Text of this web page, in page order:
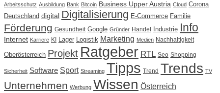
Arbeitsschutz Ausbildung Bank Bitcoin Business Upper Austria Cloud Corona
Deutschland digital Digitalisierung E-Commerce Familie
Förderung Gesundheit Google Gründer Handel Industrie Info
Internet Karriere KI Lager Logistik Marketing Medien Nachhaltigkeit
Oberösterreich Projekt Ratgeber RTL Seo Shopping
Sicherheit Software Sport Streaming Tipps Trend Trends TV
Unternehmen Werbung Wissen Österreich